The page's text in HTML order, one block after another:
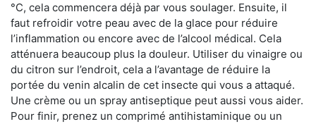
°C, cela commencera déjà par vous soulager. Ensuite, il
faut refroidir votre peau avec de la glace pour réduire
l’inflammation ou encore avec de l’alcool médical. Cela
atténuera beaucoup plus la douleur. Utiliser du vinaigre ou
du citron sur l’endroit, cela a l’avantage de réduire la
portée du venin alcalin de cet insecte qui vous a attaqué.
Une crème ou un spray antiseptique peut aussi vous aider.
Pour finir, prenez un comprimé antihistaminique ou un